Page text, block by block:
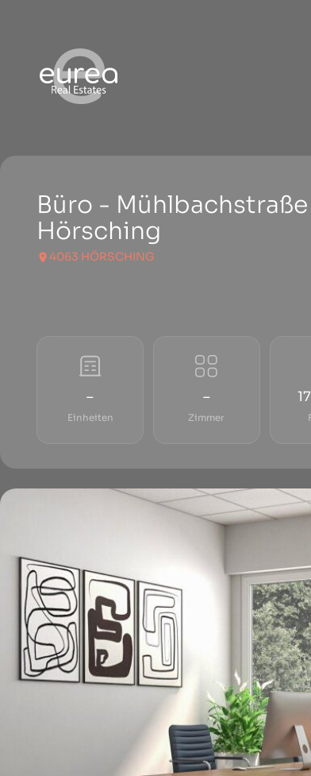
Büro -
Hörsching
4063 HÖRSCHING
–
Einheiten
–
Zimmer